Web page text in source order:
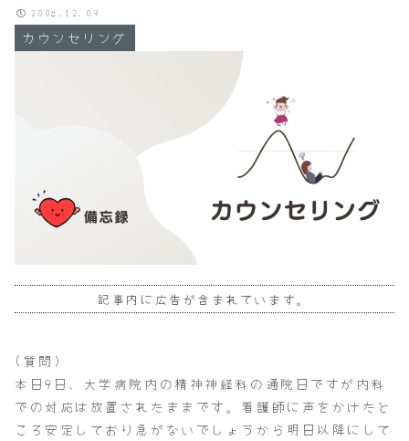
カウンセリング
2008.12.09
記事内に広告が含まれています。
(質問)
本日9日、大学病院内の精神神経科の通院日ですが内科
での対応は放置されたままです。看護師に声をかけたと
ころ安定しており急がないでしょうから明日以降にして